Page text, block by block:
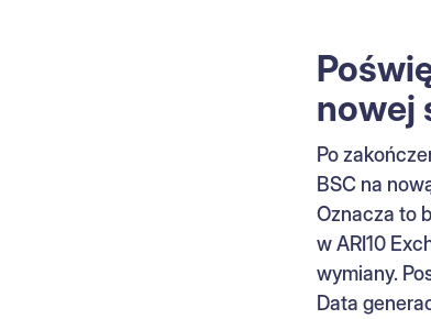
nowej
Po
BSC na
Oznacza to
w ARI10
wymiany.
Data